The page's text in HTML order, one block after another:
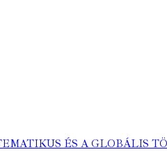
ÉS A GLOBÁLIS